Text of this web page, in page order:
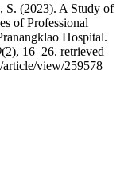
S. (2023). A Study of
of Professional
Hospital.
(2), 16–26. retrieved
view/259578